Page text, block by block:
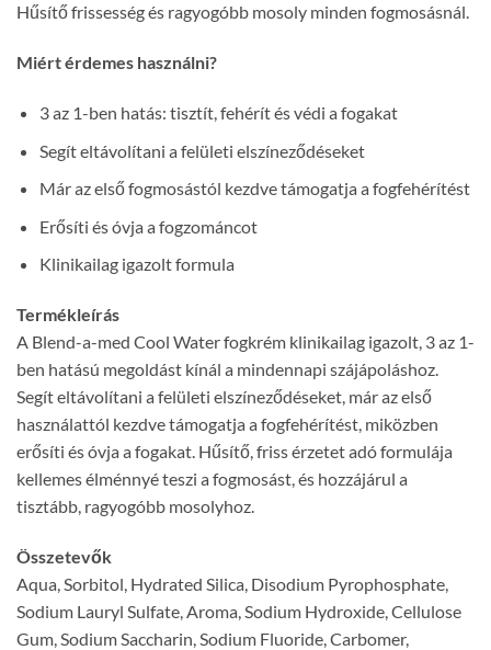
Hűsítő frissesség és ragyogóbb mosoly minden fogmosásnál.
Miért érdemes használni?
3 az 1-ben hatás: tisztít, fehérít és védi a fogakat
Segít eltávolítani a felületi elszíneződéseket
Már az első fogmosástól kezdve támogatja a fogfehérítést
Erősíti és óvja a fogzománcot
Klinikailag igazolt formula
Termékleírás
A Blend-a-med Cool Water fogkrém klinikailag igazolt, 3 az 1-
ben hatású megoldást kínál a mindennapi szájápoláshoz.
Segít eltávolítani a felületi elszíneződéseket, már az első
használattól kezdve támogatja a fogfehérítést, miközben
erősíti és óvja a fogakat. Hűsítő, friss érzetet adó formulája
kellemes élménnyé teszi a fogmosást, és hozzájárul a
tisztább, ragyogóbb mosolyhoz.
Összetevők
Aqua, Sorbitol, Hydrated Silica, Disodium Pyrophosphate,
Sodium Lauryl Sulfate, Aroma, Sodium Hydroxide, Cellulose
Gum, Sodium Saccharin, Sodium Fluoride, Carbomer,